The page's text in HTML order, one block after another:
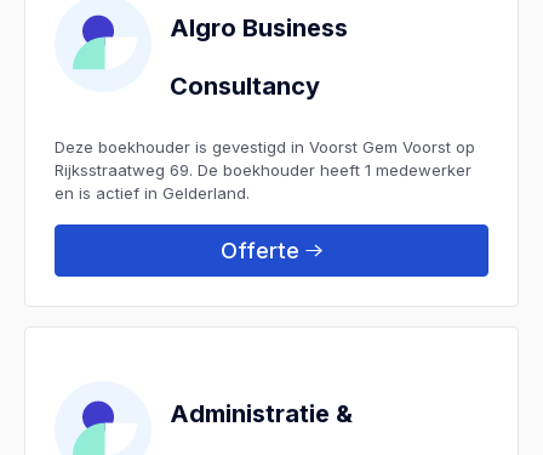
Algro Business
Consultancy
Deze boekhouder is gevestigd in Voorst Gem Voorst op
Rijksstraatweg 69. De boekhouder heeft 1 medewerker
en is actief in Gelderland.
Offerte
Administratie &